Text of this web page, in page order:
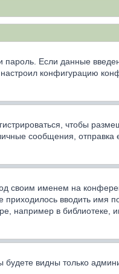
Если данные
конфигурацию
чтобы
сообщения, отправка
своим именем на
приходилось вводить имя
например в библиотеке,
будете видны только